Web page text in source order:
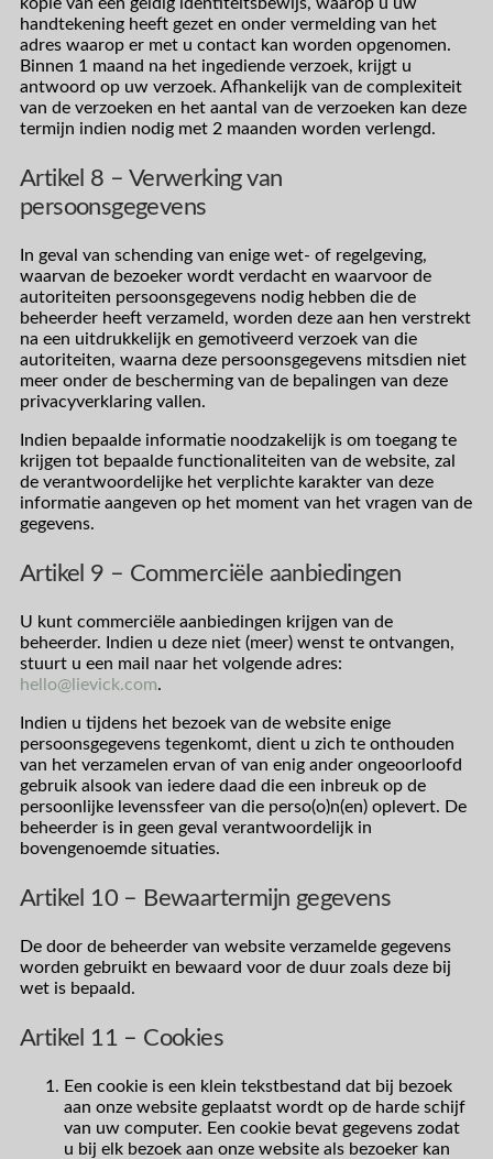
handtekening heeft gezet en onder vermelding van het
adres waarop er met u contact kan worden opgenomen.
Binnen 1 maand na het ingediende verzoek, krijgt u
antwoord op uw verzoek. Afhankelijk van de complexiteit
van de verzoeken en het aantal van de verzoeken kan deze
termijn indien nodig met 2 maanden worden verlengd.
Artikel 8 – Verwerking van
persoonsgegevens
In geval van schending van enige wet- of regelgeving,
waarvan de bezoeker wordt verdacht en waarvoor de
autoriteiten persoonsgegevens nodig hebben die de
beheerder heeft verzameld, worden deze aan hen verstrekt
na een uitdrukkelijk en gemotiveerd verzoek van die
autoriteiten, waarna deze persoonsgegevens mitsdien niet
meer onder de bescherming van de bepalingen van deze
privacyverklaring vallen.
Indien bepaalde informatie noodzakelijk is om toegang te
krijgen tot bepaalde functionaliteiten van de website, zal
de verantwoordelijke het verplichte karakter van deze
informatie aangeven op het moment van het vragen van de
gegevens.
Artikel 9 – Commerciële aanbiedingen
U kunt commerciële aanbiedingen krijgen van de
beheerder. Indien u deze niet (meer) wenst te ontvangen,
stuurt u een mail naar het volgende adres:
hello@lievick.com.
Indien u tijdens het bezoek van de website enige
persoonsgegevens tegenkomt, dient u zich te onthouden
van het verzamelen ervan of van enig ander ongeoorloofd
gebruik alsook van iedere daad die een inbreuk op de
persoonlijke levenssfeer van die perso(o)n(en) oplevert. De
beheerder is in geen geval verantwoordelijk in
bovengenoemde situaties.
Artikel 10 – Bewaartermijn gegevens
De door de beheerder van website verzamelde gegevens
worden gebruikt en bewaard voor de duur zoals deze bij
wet is bepaald.
Artikel 11 – Cookies
Een cookie is een klein tekstbestand dat bij bezoek
aan onze website geplaatst wordt op de harde schijf
van uw computer. Een cookie bevat gegevens zodat
u bij elk bezoek aan onze website als bezoeker kan